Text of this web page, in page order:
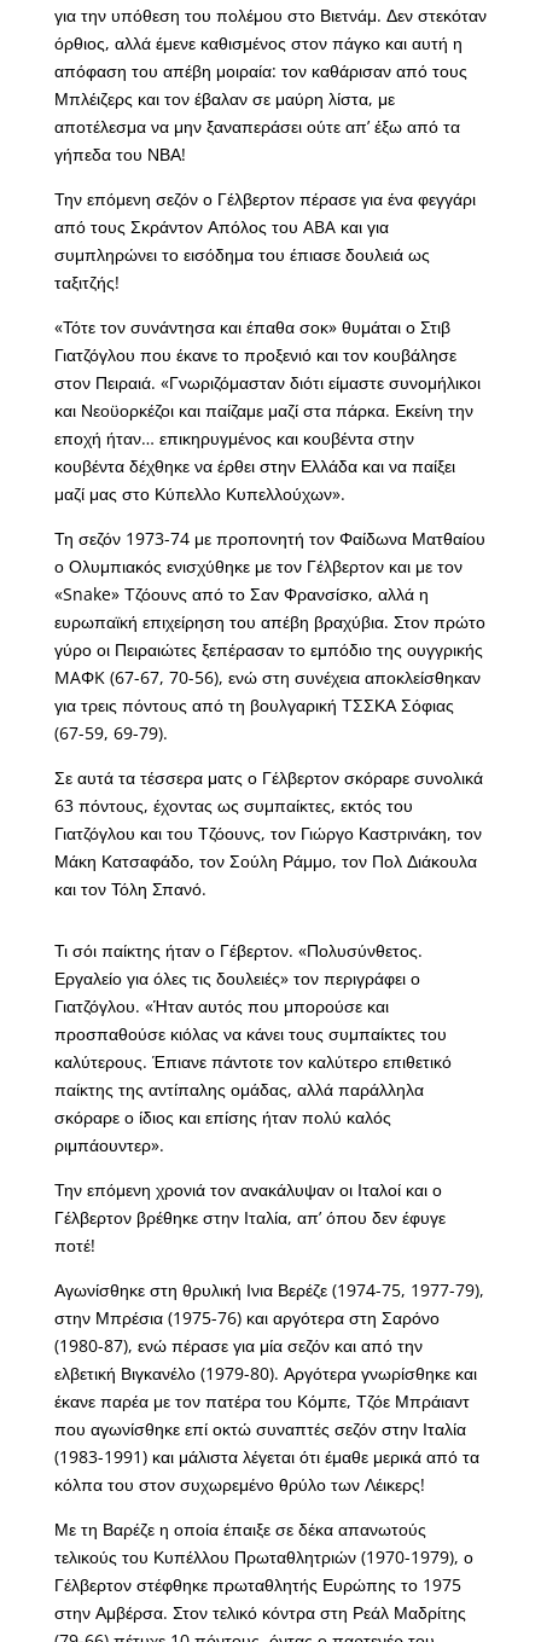
για την υπόθεση του πολέμου στο Βιετνάμ. Δεν στεκόταν
όρθιος, αλλά έμενε καθισμένος στον πάγκο και αυτή η
απόφαση του απέβη μοιραία: τον καθάρισαν από τους
Μπλέιζερς και τον έβαλαν σε μαύρη λίστα, με
αποτέλεσμα να μην ξαναπεράσει ούτε απ’ έξω από τα
γήπεδα του ΝΒΑ!
Την επόμενη σεζόν ο Γέλβερτον πέρασε για ένα φεγγάρι
από τους Σκράντον Απόλος του ABA και για
συμπληρώνει το εισόδημα του έπιασε δουλειά ως
ταξιτζής!
«Τότε τον συνάντησα και έπαθα σοκ» θυμάται ο Στιβ
Γιατζόγλου που έκανε το προξενιό και τον κουβάλησε
στον Πειραιά. «Γνωριζόμασταν διότι είμαστε συνομήλικοι
και Νεοϋορκέζοι και παίζαμε μαζί στα πάρκα. Εκείνη την
εποχή ήταν… επικηρυγμένος και κουβέντα στην
κουβέντα δέχθηκε να έρθει στην Ελλάδα και να παίξει
μαζί μας στο Κύπελλο Κυπελλούχων».
Τη σεζόν 1973-74 με προπονητή τον Φαίδωνα Ματθαίου
ο Ολυμπιακός ενισχύθηκε με τον Γέλβερτον και με τον
«Snake» Τζόουνς από το Σαν Φρανσίσκο, αλλά η
ευρωπαϊκή επιχείρηση του απέβη βραχύβια. Στον πρώτο
γύρο οι Πειραιώτες ξεπέρασαν το εμπόδιο της ουγγρικής
MAΦK (67-67, 70-56), ενώ στη συνέχεια αποκλείσθηκαν
για τρεις πόντους από τη βουλγαρική ΤΣΣΚΑ Σόφιας
(67-59, 69-79).
Σε αυτά τα τέσσερα ματς ο Γέλβερτον σκόραρε συνολικά
63 πόντους, έχοντας ως συμπαίκτες, εκτός του
Γιατζόγλου και του Τζόουνς, τον Γιώργο Καστρινάκη, τον
Μάκη Κατσαφάδο, τον Σούλη Ράμμο, τον Πολ Διάκουλα
και τον Τόλη Σπανό.
Τι σόι παίκτης ήταν ο Γέβερτον. «Πολυσύνθετος.
Εργαλείο για όλες τις δουλειές» τον περιγράφει ο
Γιατζόγλου. «Ήταν αυτός που μπορούσε και
προσπαθούσε κιόλας να κάνει τους συμπαίκτες του
καλύτερους. Έπιανε πάντοτε τον καλύτερο επιθετικό
παίκτης της αντίπαλης ομάδας, αλλά παράλληλα
σκόραρε ο ίδιος και επίσης ήταν πολύ καλός
ριμπάουντερ».
Την επόμενη χρονιά τον ανακάλυψαν οι Ιταλοί και ο
Γέλβερτον βρέθηκε στην Ιταλία, απ’ όπου δεν έφυγε
ποτέ!
Αγωνίσθηκε στη θρυλική Ινια Βερέζε (1974-75, 1977-79),
στην Μπρέσια (1975-76) και αργότερα στη Σαρόνο
(1980-87), ενώ πέρασε για μία σεζόν και από την
ελβετική Βιγκανέλο (1979-80). Αργότερα γνωρίσθηκε και
έκανε παρέα με τον πατέρα του Κόμπε, Τζόε Μπράιαντ
που αγωνίσθηκε επί οκτώ συναπτές σεζόν στην Ιταλία
(1983-1991) και μάλιστα λέγεται ότι έμαθε μερικά από τα
κόλπα του στον συχωρεμένο θρύλο των Λέικερς!
Με τη Βαρέζε η οποία έπαιξε σε δέκα απανωτούς
τελικούς του Κυπέλλου Πρωταθλητριών (1970-1979), ο
Γέλβερτον στέφθηκε πρωταθλητής Ευρώπης το 1975
στην Αμβέρσα. Στον τελικό κόντρα στη Ρεάλ Μαδρίτης